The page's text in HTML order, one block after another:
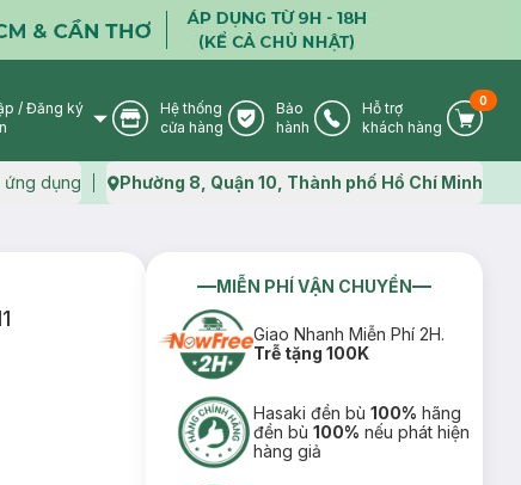
User Icon
/ Đăng ký
Store Icon
Hệ thống
cửa hàng
Warranty Icon
Bảo
hành
Phone Icon
Hỗ trợ
khách hàng
Cart
0
ứng dụng Map icon
Phường 8, Quận 10, Thành phố Hồ Chí Minh
MIỄN PHÍ VẬN CHUYỂN
Giao Nhanh Miễn Phí 2H.
Trễ tặng 100K
Hasaki đền bù100% hãng
đền bù100% nếu phát hiện
hàng giả